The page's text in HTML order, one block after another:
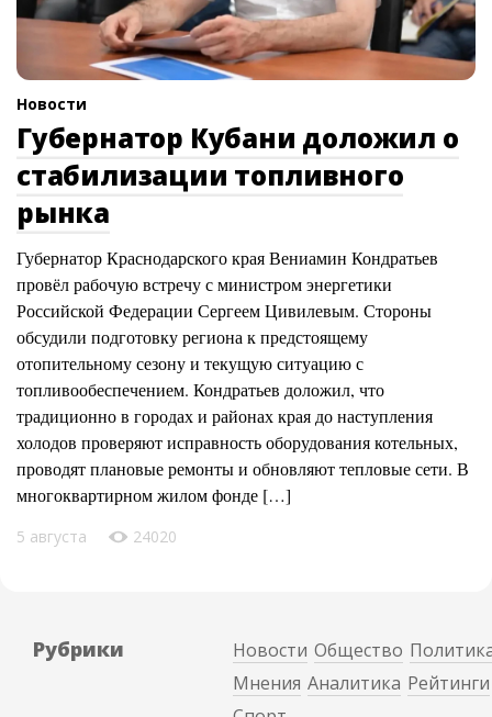
Новости
Губернатор Кубани доложил о
стабилизации топливного
рынка
Губернатор Краснодарского края Вениамин Кондратьев
провёл рабочую встречу с министром энергетики
Российской Федерации Сергеем Цивилевым. Стороны
обсудили подготовку региона к предстоящему
отопительному сезону и текущую ситуацию с
топливообеспечением. Кондратьев доложил, что
традиционно в городах и районах края до наступления
холодов проверяют исправность оборудования котельных,
проводят плановые ремонты и обновляют тепловые сети. В
многоквартирном жилом фонде […]
5 августа 24020
Рубрики Новости Общество
Мнения Аналитика Рейтинги